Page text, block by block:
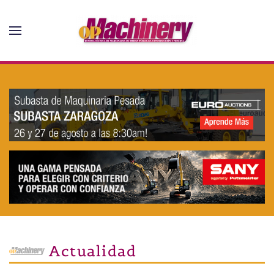
Skip to main content
Actualidad